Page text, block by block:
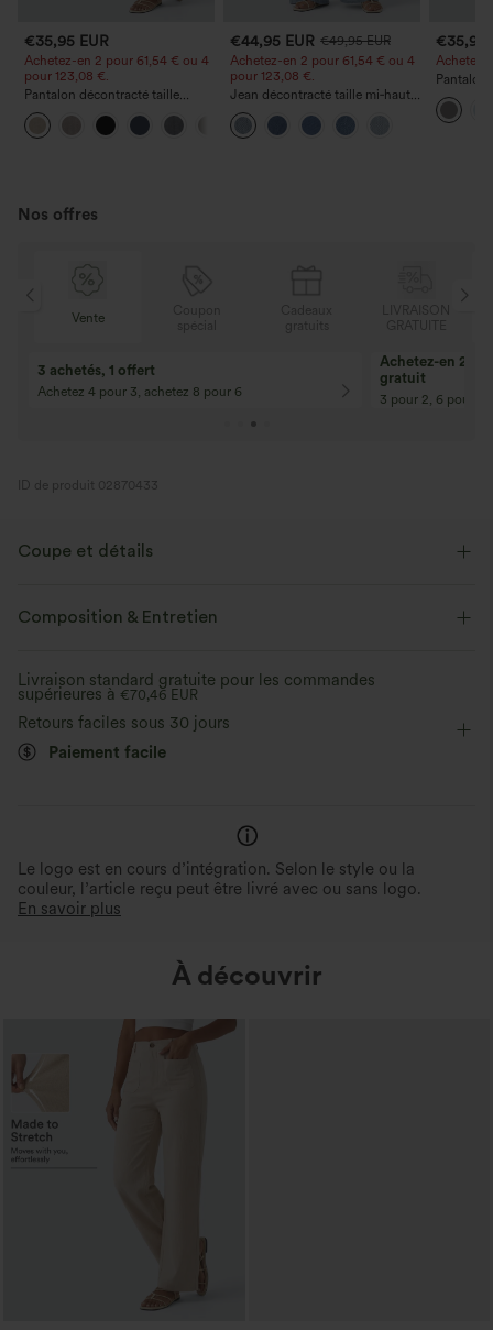
€35,95 EUR
Achetez-en 2 pour 61,54 € ou 4
pour 123,08 €.
Pantalon décontracté taille
haute à jambe droite, effet lin,
avec poches
€44,95 EUR €49,95 EUR
Achetez-en 2 pour 61,54 € ou 4
pour 123,08 €.
Jean décontracté taille mi‑haute,
à cordon de serrage, avec
poches
€35,95
Achetez-
Pantalon
poches
Nos offres
Vente
3 achetés, 1 offert
Achetez 4 pour 3, achetez 8 pour 6
Achetez-en 2,
gratuit
3 pour 2, 6 pour 4,
ID de produit 02870433
Coupe et détails
Près du corps Col U
Composition & Entretien
Livraison standard gratuite pour les commandes
supérieures à €70,46 EUR
Retours faciles sous 30 jours
Paiement facile
Le logo est en cours d’intégration. Selon le style ou la
couleur, l’article reçu peut être livré avec ou sans logo.
En savoir plus
À découvrir